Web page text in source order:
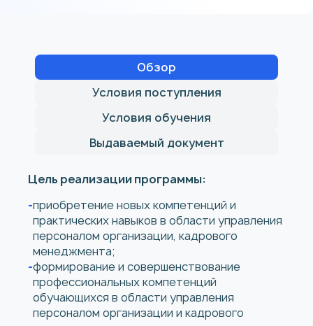
Обзор
Условия поступления
Условия обучения
Выдаваемый документ
Цель реализации программы:
приобретение новых компетенций и
практических навыков в области управления
персоналом организации, кадрового
менеджмента;
формирование и совершенствование
профессиональных компетенций
обучающихся в области управления
персоналом организации и кадрового